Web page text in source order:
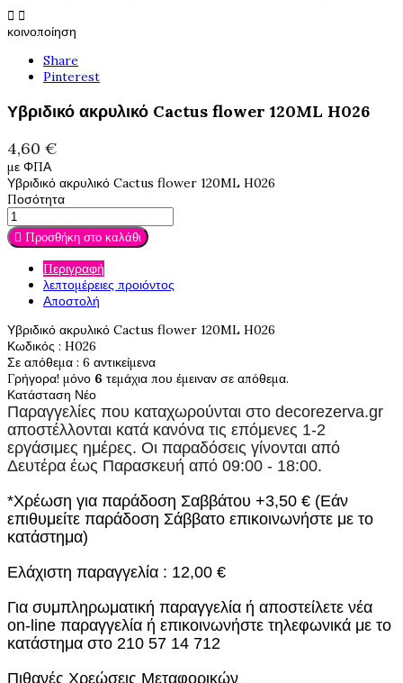
 
κοινοποίηση
Share
Pinterest
Υβριδικό ακρυλικό Cactus flower 120ML H026
4,60 €
με ΦΠΑ
Υβριδικό ακρυλικό Cactus flower 120ML H026
Ποσότητα
 Προσθήκη στο καλάθι
Περιγραφή
λεπτομέρειες προιόντος
Αποστολή
Υβριδικό ακρυλικό Cactus flower 120ML H026
Κωδικός : H026
Σε απόθεμα : 6 αντικείμενα
Γρήγορα! μόνο 6 τεμάχια που έμειναν σε απόθεμα.
Κατάσταση Νέο
Παραγγελίες που καταχωρούνται στο decorezerva.gr
αποστέλλονται κατά κανόνα τις επόμενες 1-2
εργάσιμες ημέρες. Οι παραδόσεις γίνονται από
Δευτέρα έως Παρασκευή από 09:00 - 18:00.
*Χρέωση για παράδοση Σαββάτου +3,50 € (Εάν
επιθυμείτε παράδοση Σάββατο επικοινωνήστε με το
κατάστημα)
Ελάχιστη παραγγελία : 12,00 €
Για συμπληρωματική παραγγελία ή αποστείλετε νέα
on-line παραγγελία ή επικοινωνήστε τηλεφωνικά με το
κατάστημα στο 210 57 14 712
Πιθανές Χρεώσεις Μεταφορικών